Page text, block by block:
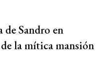
de Sandro en
la mítica mansión